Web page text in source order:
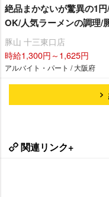
絶品まかないが驚異の1
OK/人気ラーメンの調理/
豚山 十三東口店
時給1,300円～1,625円
アルバイト・パート / 大阪府
関連リンク+